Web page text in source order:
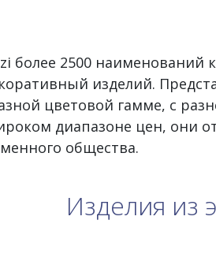
более 2500 наименований
изделий.
цветовой гамме, с
диапазоне цен, они
общества.
Изделия из